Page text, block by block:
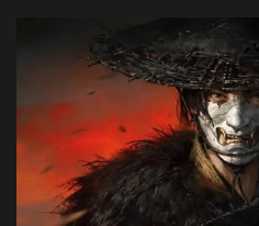
ZALOGUJ SIĘ LUB ZAREJESTRUJ